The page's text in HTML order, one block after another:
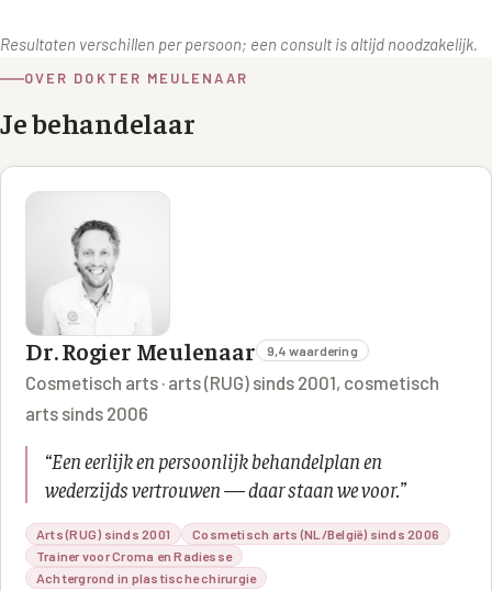
Resultaten verschillen per persoon; een consult is altijd noodzakelijk.
OVER DOKTER MEULENAAR
Je behandelaar
Dr. Rogier Meulenaar 9,4 waardering
Cosmetisch arts · arts (RUG) sinds 2001, cosmetisch
arts sinds 2006
“Een eerlijk en persoonlijk behandelplan en
wederzijds vertrouwen — daar staan we voor.”
Arts (RUG) sinds 2001
Cosmetisch arts (NL/België) sinds 2006
Trainer voor Croma en Radiesse
Achtergrond in plastische chirurgie